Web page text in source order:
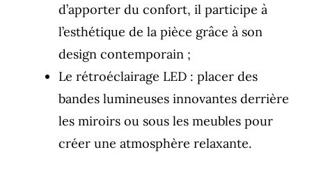
d’apporter du confort, il participe à
l’esthétique de la pièce grâce à son
design contemporain ;
Le rétroéclairage LED : placer des
bandes lumineuses innovantes derrière
les miroirs ou sous les meubles pour
créer une atmosphère relaxante.